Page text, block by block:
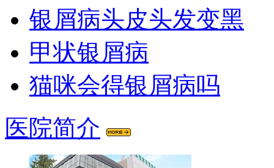
银屑病头皮头发变黑
甲状银屑病
猫咪会得银屑病吗
医院简介